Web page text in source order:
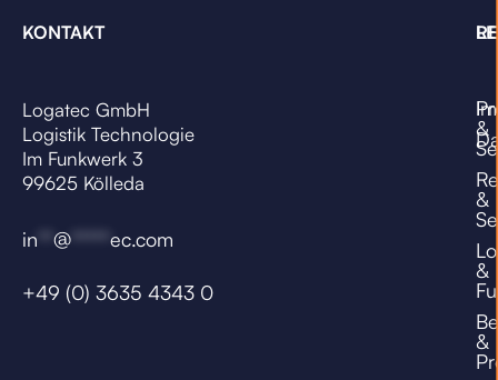
KONTAKT
Logatec GmbH
Logistik Technologie
Im Funkwerk 3
99625 Kölleda
in @ ec.com
+49 (0) 3635 4343 0
&
&
&
&